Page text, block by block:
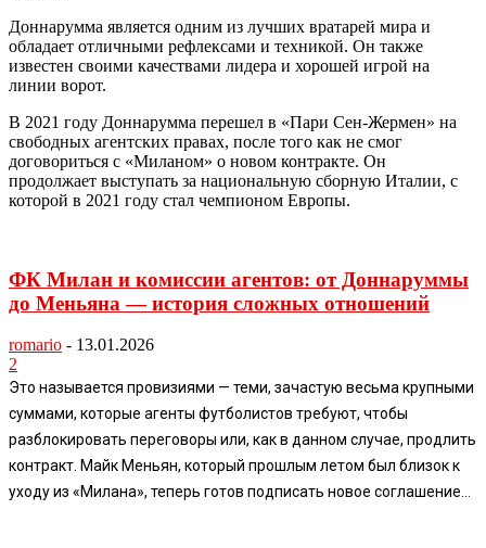
Доннарумма является одним из лучших вратарей мира и
обладает отличными рефлексами и техникой. Он также
известен своими качествами лидера и хорошей игрой на
линии ворот.
В 2021 году Доннарумма перешел в «Пари Сен-Жермен» на
свободных агентских правах, после того как не смог
договориться с «Миланом» о новом контракте. Он
продолжает выступать за национальную сборную Италии, с
которой в 2021 году стал чемпионом Европы.
ФК Милан и комиссии агентов: от Доннаруммы
до Меньяна — история сложных отношений
romario - 13.01.2026
2
Это называется провизиями — теми, зачастую весьма крупными
суммами, которые агенты футболистов требуют, чтобы
разблокировать переговоры или, как в данном случае, продлить
контракт. Майк Меньян, который прошлым летом был близок к
уходу из «Милана», теперь готов подписать новое соглашение...